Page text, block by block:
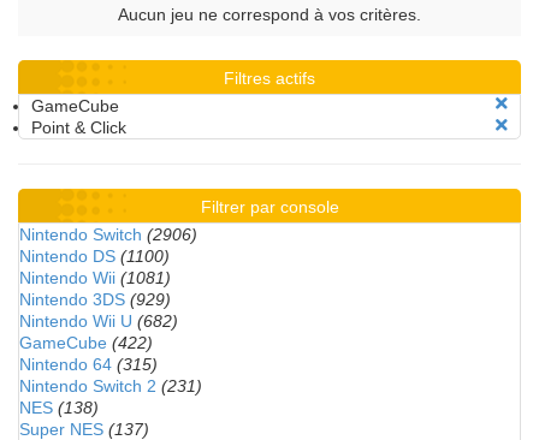
Aucun jeu ne correspond à vos critères.
Filtres actifs
GameCube
Point & Click
Filtrer par console
Nintendo Switch (2906)
Nintendo DS (1100)
Nintendo Wii (1081)
Nintendo 3DS (929)
Nintendo Wii U (682)
GameCube (422)
Nintendo 64 (315)
Nintendo Switch 2 (231)
NES (138)
Super NES (137)